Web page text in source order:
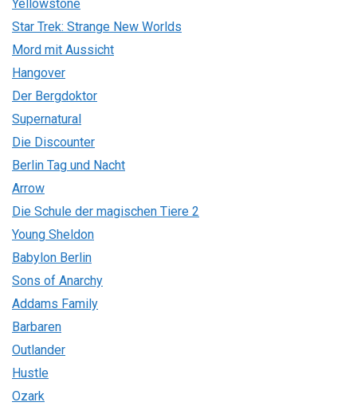
Yellowstone
Star Trek: Strange New Worlds
Mord mit Aussicht
Hangover
Der Bergdoktor
Supernatural
Die Discounter
Berlin Tag und Nacht
Arrow
Die Schule der magischen Tiere 2
Young Sheldon
Babylon Berlin
Sons of Anarchy
Addams Family
Barbaren
Outlander
Hustle
Ozark